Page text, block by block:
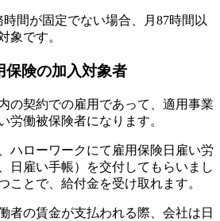
間が固定でない場合、月87時間以
象です。
保険の加入対象者
の契約での雇用であって、適用事業
労働被保険者になります。
ハローワークにて雇用保険日雇い労
日雇い手帳）を交付してもらいまし
ことで、給付金を受け取れます。
者の賃金が支払われる際、会社は日